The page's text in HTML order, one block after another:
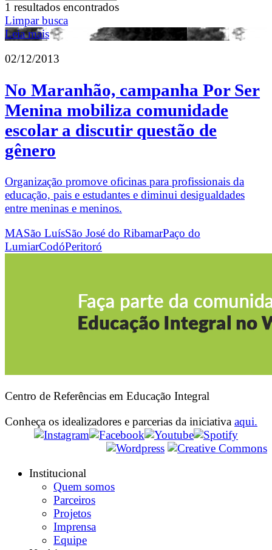
1 resultados encontrados
Limpar busca
Leia mais
02/12/2013
No Maranhão, campanha Por Ser
Menina mobiliza comunidade
escolar a discutir questão de
gênero
Organização promove oficinas para profissionais da
educação, pais e estudantes e diminui desigualdades
entre meninas e meninos.
MASão LuísSão José do RibamarPaço do
LumiarCodóPeritoró
Centro de Referências em Educação Integral
Conheça os idealizadores e parcerias da iniciativa aqui.
Institucional
Quem somos
Parceiros
Projetos
Imprensa
Equipe